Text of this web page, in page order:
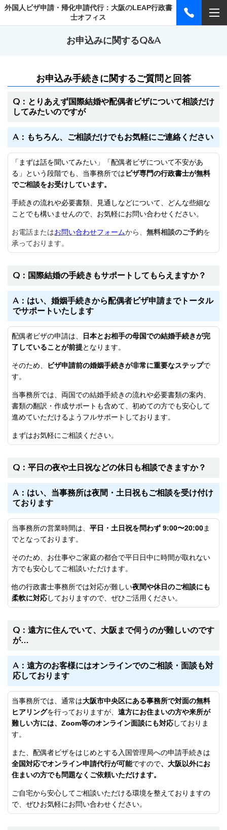
外国人ビザ申請・帰化申請代行：大阪のLEAP行政書
士オフィス
お申込みに関するQ&A
お申込み手続きに関するご質問と回答
Q：とりあえず国際結婚や配偶者ビザについて相談だけ
してみたいのですが
A：もちろん、ご相談だけでもお気軽にご連絡ください
「まずは話を聞いてみたい」「配偶者ビザについて不安があ
る」という段階でも、当事務所ではビザ専門の行政書士が無料
でご相談をお受けしています。
手続きの流れや必要書類、見通しなどについて、どんな些細な
ことでも構いませんので、お気軽にお問い合わせください。
お電話またはお問い合わせフォームから、 無料相談のご予約を
承っております。
Q：国際結婚の手続きもサポートしてもらえますか？
A：はい、婚姻手続きから配偶者ビザ申請までトータル
でサポートいたします
配偶者ビザの申請は、
日本とお相手の母国での結婚手続きが完
了していることが前提となります。
そのため、 ビザ申請前の婚姻手続きが非常に重要なステップで
す。
当事務所では、両国での結婚手続きの流れや必要書類の案内、
書類の翻訳・作成サポートも含めて、初めての方でも安心して
進めていただけるようフルサポートしております。
まずはお気軽にご相談ください。
Q：平日の夜や土日祝などの休日も相談できますか？
A：はい、当事務所は夜間・土日祝もご相談を受け付け
ております
当事務所の営業時間は、 平日・土日祝を問わず 9:00〜20:00ま
でとなっております。
そのため、お仕事やご家庭の都合で平日日中に時間が取れない
方でも安心してご相談いただけます。
他の行政書士事務所では対応が難しい夜間や休日のご相談にも
柔軟に対応しておりますので、ぜひご活用ください。
Q：遠方に住んでいて、大阪まで伺うのが難しいのです
が…
A：遠方のお客様にはオンラインでのご相談・面談も対
応しております
当事務所では、通常は大阪市中央区にある事務所で対面の無料
ヒアリングを行っておりますが、 遠方にお住まいの方や来所が
難しい方には、Zoom等のオンライン面談にも対応しておりま
す。
また、配偶者ビザをはじめとする入国管理局への申請手続きは
全国対応でオンライン申請代行が可能ですので、大阪以外にお
住まいの方でも問題なくご依頼いただけます。
ご自宅から安心してご相談いただける環境を整えておりますの
で、ぜひお気軽にお問い合わせください。